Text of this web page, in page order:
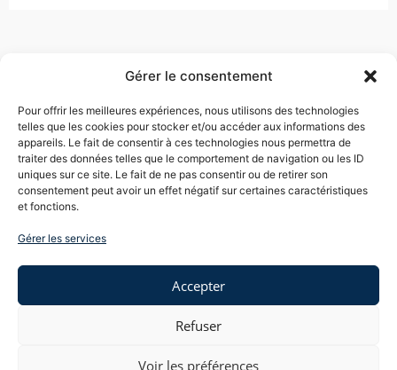
Gérer le consentement
Pour offrir les meilleures expériences, nous utilisons des technologies
telles que les cookies pour stocker et/ou accéder aux informations des
appareils. Le fait de consentir à ces technologies nous permettra de
traiter des données telles que le comportement de navigation ou les ID
uniques sur ce site. Le fait de ne pas consentir ou de retirer son
consentement peut avoir un effet négatif sur certaines caractéristiques
et fonctions.
Gérer les services
Accepter
Refuser
Voir les préférences
EVA TOUBOUL COHEN
Me Touboul négocie des sorties d’entreprise, plaide
moral, ruptures conventionnelles, travail dissimulé,
nullités de convention de forfait jour, ruptures
abusives de période d’essai, inaptitudes pour raison
médicale.
RÉSEAUX SOCIAUX